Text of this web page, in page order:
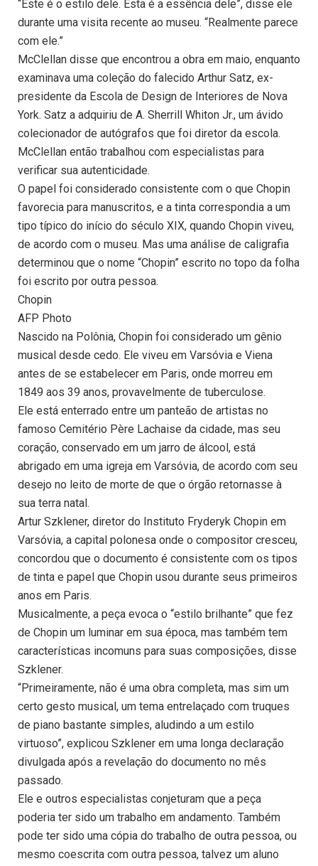
“Este é o estilo dele. Esta é a essência dele”, disse ele
durante uma visita recente ao museu. “Realmente parece
com ele.”
McClellan disse que encontrou a obra em maio, enquanto
examinava uma coleção do falecido Arthur Satz, ex-
presidente da Escola de Design de Interiores de Nova
York. Satz a adquiriu de A. Sherrill Whiton Jr., um ávido
colecionador de autógrafos que foi diretor da escola.
McClellan então trabalhou com especialistas para
verificar sua autenticidade.
O papel foi considerado consistente com o que Chopin
favorecia para manuscritos, e a tinta correspondia a um
tipo típico do início do século XIX, quando Chopin viveu,
de acordo com o museu. Mas uma análise de caligrafia
determinou que o nome “Chopin” escrito no topo da folha
foi escrito por outra pessoa.
Chopin
AFP Photo
Nascido na Polônia, Chopin foi considerado um gênio
musical desde cedo. Ele viveu em Varsóvia e Viena
antes de se estabelecer em Paris, onde morreu em
1849 aos 39 anos, provavelmente de tuberculose.
Ele está enterrado entre um panteão de artistas no
famoso Cemitério Père Lachaise da cidade, mas seu
coração, conservado em um jarro de álcool, está
abrigado em uma igreja em Varsóvia, de acordo com seu
desejo no leito de morte de que o órgão retornasse à
sua terra natal.
Artur Szklener, diretor do Instituto Fryderyk Chopin em
Varsóvia, a capital polonesa onde o compositor cresceu,
concordou que o documento é consistente com os tipos
de tinta e papel que Chopin usou durante seus primeiros
anos em Paris.
Musicalmente, a peça evoca o “estilo brilhante” que fez
de Chopin um luminar em sua época, mas também tem
características incomuns para suas composições, disse
Szklener.
“Primeiramente, não é uma obra completa, mas sim um
certo gesto musical, um tema entrelaçado com truques
de piano bastante simples, aludindo a um estilo
virtuoso”, explicou Szklener em uma longa declaração
divulgada após a revelação do documento no mês
passado.
Ele e outros especialistas conjeturam que a peça
poderia ter sido um trabalho em andamento. Também
pode ter sido uma cópia do trabalho de outra pessoa, ou
mesmo coescrita com outra pessoa, talvez um aluno